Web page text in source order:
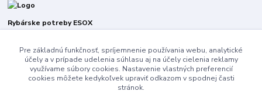
Rybárske potreby ESOX
+421940316471
esoxnz@gmail.com
Pre základnú funkčnosť, spríjemnenie používania webu, analytické
účely a v prípade udelenia súhlasu aj na účely cielenia reklamy
využívame súbory cookies. Nastavenie vlastných preferencií
cookies môžete kedykoľvek upraviť odkazom v spodnej časti
stránok.